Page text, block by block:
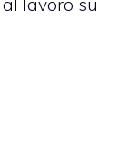
lavoro su